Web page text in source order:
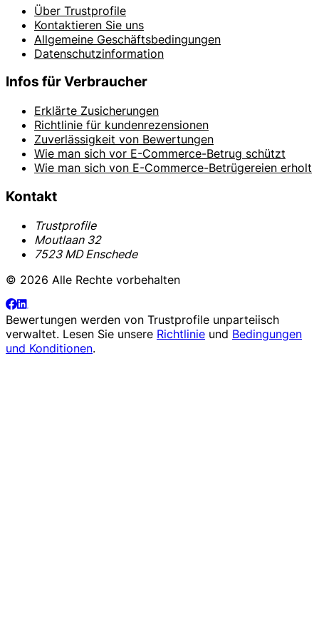
Über Trustprofile
Kontaktieren Sie uns
Allgemeine Geschäftsbedingungen
Datenschutzinformation
Infos für Verbraucher
Erklärte Zusicherungen
Richtlinie für kundenrezensionen
Zuverlässigkeit von Bewertungen
Wie man sich vor E-Commerce-Betrug schützt
Wie man sich von E-Commerce-Betrügereien erholt
Kontakt
Trustprofile
Moutlaan 32
7523 MD Enschede
© 2026 Alle Rechte vorbehalten
Bewertungen werden von Trustprofile unparteiisch
verwaltet. Lesen Sie unsere Richtlinie und Bedingungen
und Konditionen.